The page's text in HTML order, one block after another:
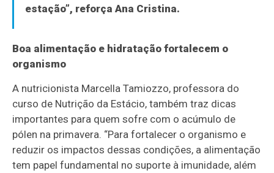
estação”, reforça Ana Cristina.
Boa alimentação e hidratação fortalecem o
organismo
A nutricionista Marcella Tamiozzo, professora do
curso de Nutrição da Estácio, também traz dicas
importantes para quem sofre com o acúmulo de
pólen na primavera. “Para fortalecer o organismo e
reduzir os impactos dessas condições, a alimentação
tem papel fundamental no suporte à imunidade, além